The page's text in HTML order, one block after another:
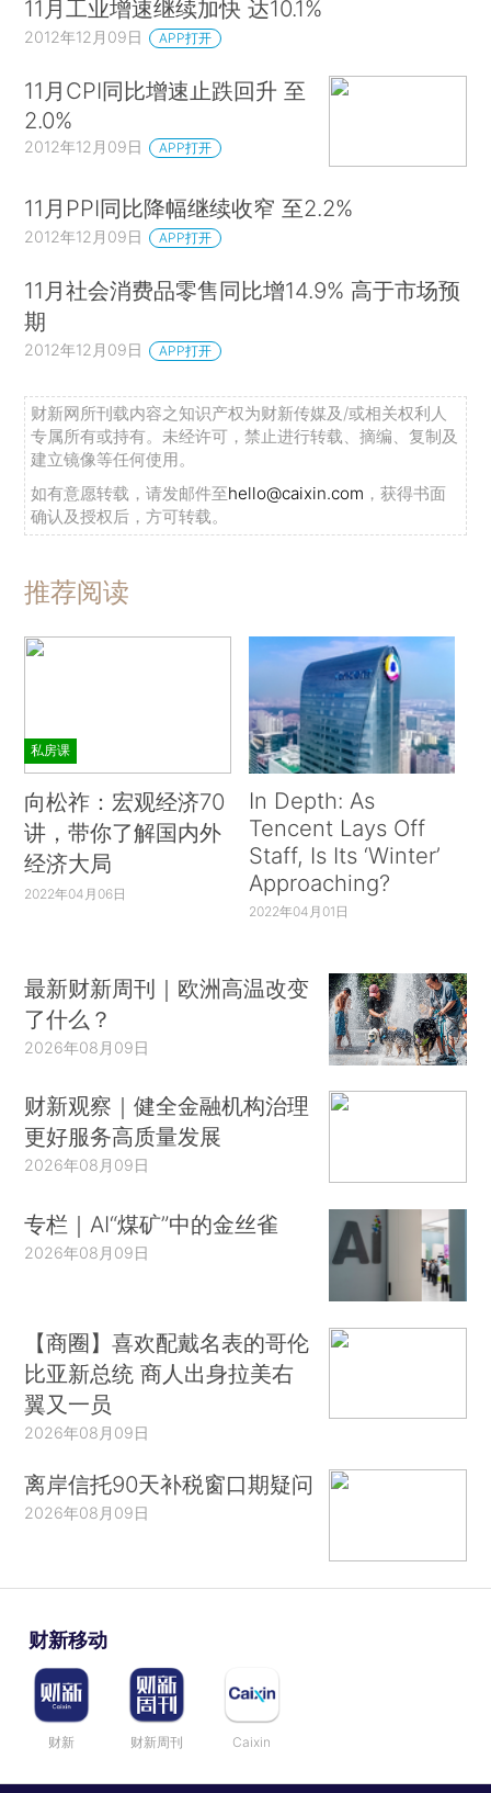
11月工业增速继续加快 达10.1%
2012年12月09日 APP打开
11月CPI同比增速止跌回升 至
2.0%
2012年12月09日 APP打开
11月PPI同比降幅继续收窄 至2.2%
2012年12月09日 APP打开
11月社会消费品零售同比增14.9% 高于市场预
期
2012年12月09日 APP打开
财新网所刊载内容之知识产权为财新传媒及/或相关权利人
专属所有或持有。未经许可，禁止进行转载、摘编、复制及
建立镜像等任何使用。
如有意愿转载，请发邮件至hello@caixin.com ，获得书面
确认及授权后，方可转载。
推荐阅读
私房课
向松祚：宏观经济70
讲，带你了解国内外
经济大局
2022年04月06日
In Depth: As
Tencent Lays Off
Staff, Is Its ‘Winter’
Approaching?
2022年04月01日
最新财新周刊｜欧洲高温改变
了什么？
2026年08月09日
财新观察｜健全金融机构治理
更好服务高质量发展
2026年08月09日
专栏｜AI“煤矿”中的金丝雀
2026年08月09日
【商圈】喜欢配戴名表的哥伦
比亚新总统 商人出身拉美右
翼又一员
2026年08月09日
离岸信托90天补税窗口期疑问
2026年08月09日
财新移动
财新 财新周刊 Caixin